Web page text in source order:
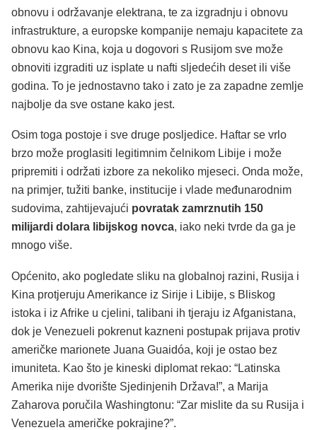
obnovu i održavanje elektrana, te za izgradnju i obnovu
infrastrukture, a europske kompanije nemaju kapacitete za
obnovu kao Kina, koja u dogovori s Rusijom sve može
obnoviti izgraditi uz isplate u nafti sljedećih deset ili više
godina. To je jednostavno tako i zato je za zapadne zemlje
najbolje da sve ostane kako jest.
Osim toga postoje i sve druge posljedice. Haftar se vrlo
brzo može proglasiti legitimnim čelnikom Libije i može
pripremiti i održati izbore za nekoliko mjeseci. Onda može,
na primjer, tužiti banke, institucije i vlade međunarodnim
sudovima, zahtijevajući povratak zamrznutih 150
milijardi dolara libijskog novca, iako neki tvrde da ga je
mnogo više.
Općenito, ako pogledate sliku na globalnoj razini, Rusija i
Kina protjeruju Amerikance iz Sirije i Libije, s Bliskog
istoka i iz Afrike u cjelini, talibani ih tjeraju iz Afganistana,
dok je Venezueli pokrenut kazneni postupak prijava protiv
američke marionete Juana Guaidóa, koji je ostao bez
imuniteta. Kao što je kineski diplomat rekao: “Latinska
Amerika nije dvorište Sjedinjenih Država!”, a Marija
Zaharova poručila Washingtonu: “Zar mislite da su Rusija i
Venezuela američke pokrajine?”.